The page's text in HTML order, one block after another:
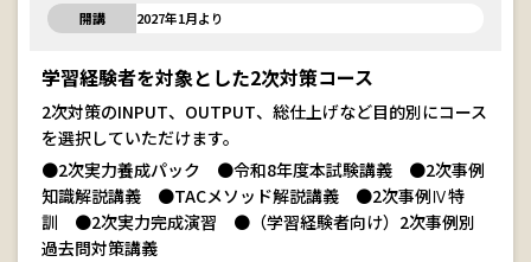
開講 2027年1月より
学習経験者を対象とした2次対策コース
2次対策のINPUT、OUTPUT、総仕上げなど目的別にコース
を選択していただけます。
●2次実力養成パック ●令和8年度本試験講義 ●2次事例
知識解説講義 ●TACメソッド解説講義 ●2次事例Ⅳ特
訓 ●2次実力完成演習 ●（学習経験者向け）2次事例別
過去問対策講義